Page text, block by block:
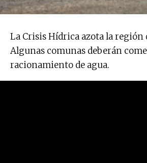
La Crisis Hídrica azota la región
Algunas comunas deberán
racionamiento de agua.